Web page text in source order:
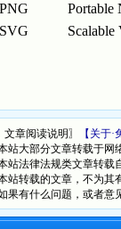
PNG Portable
SVG Scalable
文章阅读说明〗
【关于
站大部分文章转载于
站法律法规类文章转
站转载的文章，不为
果有什么问题，或者意